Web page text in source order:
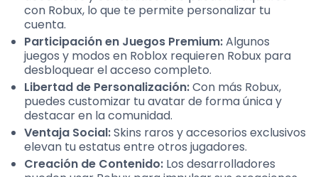
con Robux, lo que te permite personalizar tu
cuenta.
Participación en Juegos Premium:Algunos
juegos y modos en Roblox requieren Robux para
desbloquear el acceso completo.
Libertad de Personalización:Con más Robux,
puedes customizar tu avatar de forma única y
destacar en la comunidad.
Ventaja Social:Skins raros y accesorios exclusivos
elevan tu estatus entre otros jugadores.
Creación de Contenido: Los desarrolladores